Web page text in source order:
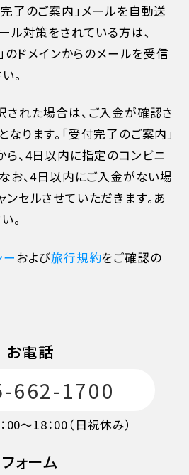
以前
了のご案内」メールを自動送
ル対策をされている方は､
ドメインからのメールを受信
。
れた場合は、ご入金が確認さ
ります。「受付完了のご案内」
、4日以内に指定のコンビニ
お、4日以内にご入金がない場
セルさせていただきます。あ
。
および旅行規約をご確認の
お電話
662-1700
00～18：00（日祝休み）
フォーム